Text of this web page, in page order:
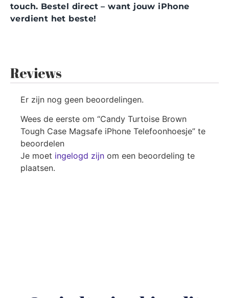
touch. Bestel direct – want jouw iPhone
verdient het beste!
Reviews
Er zijn nog geen beoordelingen.
Wees de eerste om “Candy Turtoise Brown
Tough Case Magsafe iPhone Telefoonhoesje” te
beoordelen
Je moet ingelogd zijn om een beoordeling te
plaatsen.